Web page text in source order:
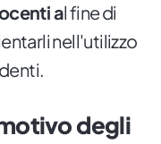
al fine di
nell'utilizzo
degli